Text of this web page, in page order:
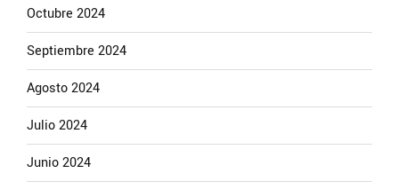
Octubre 2024
Septiembre 2024
Agosto 2024
Julio 2024
Junio 2024